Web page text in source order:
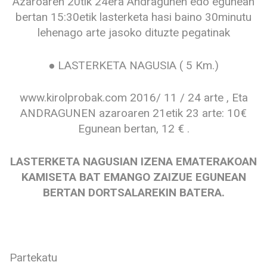
bertan 15:30etik lasterketa hasi baino 30minutu
lehenago arte jasoko dituzte pegatinak
● LASTERKETA NAGUSIA ( 5 Km.)
www.kirolprobak.com 2016/ 11 / 24 arte , Eta
ANDRAGUNEN azaroaren 21etik 23 arte: 10€
Egunean bertan, 12 € .
LASTERKETA NAGUSIAN IZENA EMATERAKOAN
KAMISETA BAT EMANGO ZAIZUE EGUNEAN
BERTAN DORTSALAREKIN BATERA.
Partekatu